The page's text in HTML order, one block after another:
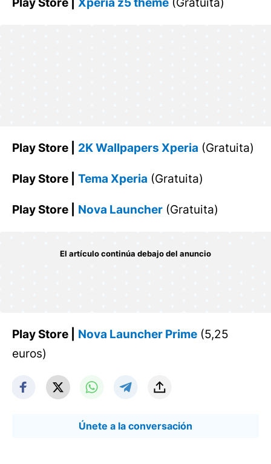
Play Store | Xperia z5 theme (Gratuita)
Play Store | 2K Wallpapers Xperia (Gratuita)
Play Store | Tema Xperia (Gratuita)
Play Store | Nova Launcher (Gratuita)
Play Store | Nova Launcher Prime (5,25
euros)
Únete a la conversación